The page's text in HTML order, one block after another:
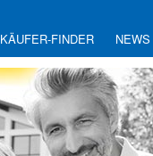
KÄUFER-FINDER NEWS